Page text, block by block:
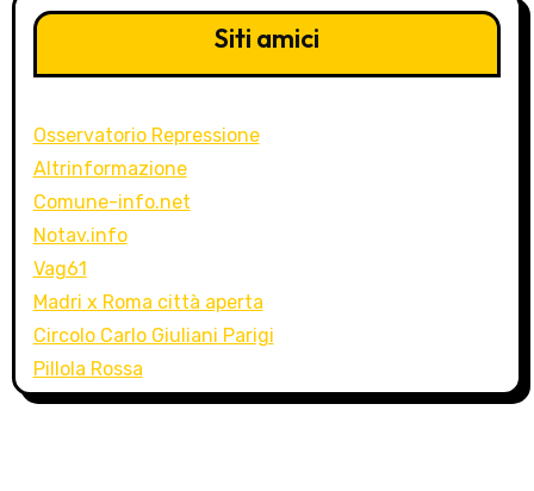
Siti amici
Osservatorio Repressione
Altrinformazione
Comune-info.net
Notav.info
Vag61
Madri x Roma città aperta
Circolo Carlo Giuliani Parigi
Pillola Rossa